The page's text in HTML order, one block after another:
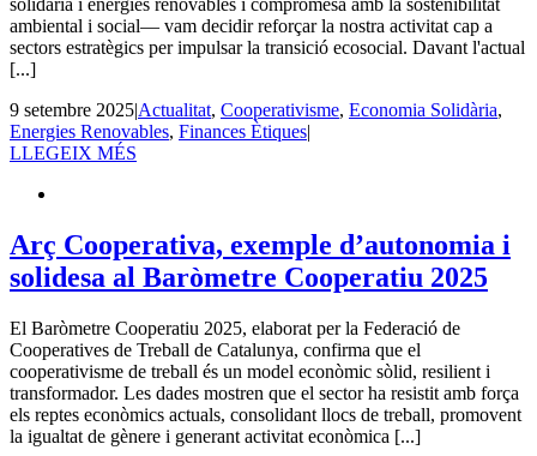
ambiental i social— vam decidir reforçar la nostra activitat cap a
sectors estratègics per impulsar la transició ecosocial. Davant l'actual
[...]
9 setembre 2025|Actualitat, Cooperativisme, Economia Solidària,
Energies Renovables, Finances Ètiques|
LLEGEIX MÉS
Arç Cooperativa, exemple d’autonomia i
solidesa al Baròmetre Cooperatiu 2025
El Baròmetre Cooperatiu 2025, elaborat per la Federació de
Cooperatives de Treball de Catalunya, confirma que el
cooperativisme de treball és un model econòmic sòlid, resilient i
transformador. Les dades mostren que el sector ha resistit amb força
els reptes econòmics actuals, consolidant llocs de treball, promovent
la igualtat de gènere i generant activitat econòmica [...]